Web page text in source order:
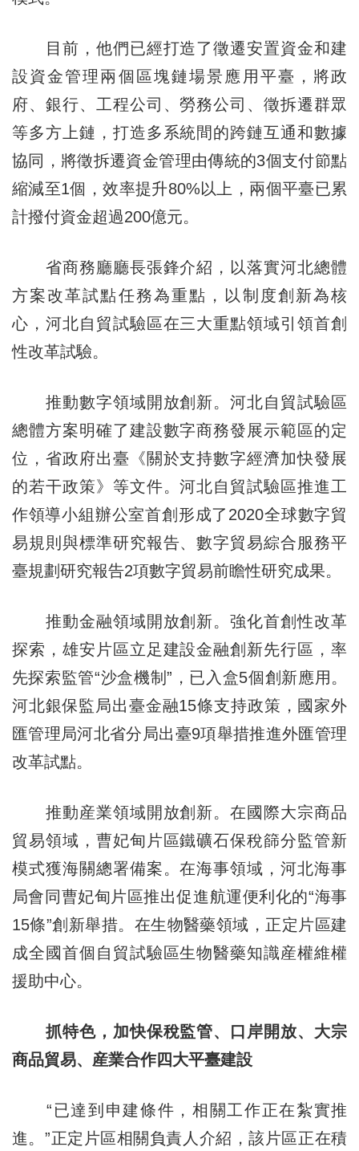
目前，他們已經打造了徵遷安置資金和建
設資金管理兩個區塊鏈場景應用平臺，將政
府、銀行、工程公司、勞務公司、徵拆遷群眾
等多方上鏈，打造多系統間的跨鏈互通和數據
協同，將徵拆遷資金管理由傳統的3個支付節點
縮減至1個，效率提升80%以上，兩個平臺已累
計撥付資金超過200億元。
省商務廳廳長張鋒介紹，以落實河北總體
方案改革試點任務為重點，以制度創新為核
心，河北自貿試驗區在三大重點領域引領首創
性改革試驗。
推動數字領域開放創新。河北自貿試驗區
總體方案明確了建設數字商務發展示範區的定
位，省政府出臺《關於支持數字經濟加快發展
的若干政策》等文件。河北自貿試驗區推進工
作領導小組辦公室首創形成了2020全球數字貿
易規則與標準研究報告、數字貿易綜合服務平
臺規劃研究報告2項數字貿易前瞻性研究成果。
推動金融領域開放創新。強化首創性改革
探索，雄安片區立足建設金融創新先行區，率
先探索監管“沙盒機制”，已入盒5個創新應用。
河北銀保監局出臺金融15條支持政策，國家外
匯管理局河北省分局出臺9項舉措推進外匯管理
改革試點。
推動産業領域開放創新。在國際大宗商品
貿易領域，曹妃甸片區鐵礦石保稅篩分監管新
模式獲海關總署備案。在海事領域，河北海事
局會同曹妃甸片區推出促進航運便利化的“海事
15條”創新舉措。在生物醫藥領域，正定片區建
成全國首個自貿試驗區生物醫藥知識産權維權
援助中心。
抓特色，加快保稅監管、口岸開放、大宗
商品貿易、産業合作四大平臺建設
“已達到申建條件，相關工作正在紮實推
進。”正定片區相關負責人介紹，該片區正在積